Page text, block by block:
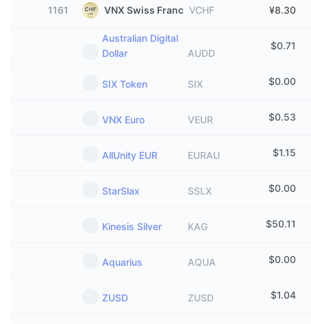
1161 VNX Swiss Franc VCHF ¥8.30
Australian Digital
Dollar
AUDD
$0.71
SIX Token SIX $0.00
VNX Euro VEUR $0.53
AllUnity EUR EURAU $1.15
StarSlax SSLX $0.00
Kinesis Silver KAG $50.11
Aquarius AQUA $0.00
ZUSD ZUSD $1.04